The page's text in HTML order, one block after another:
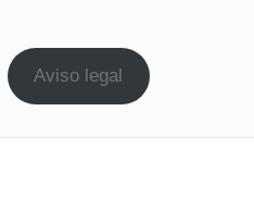
Aviso legal